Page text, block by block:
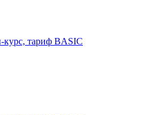
тариф BASIC